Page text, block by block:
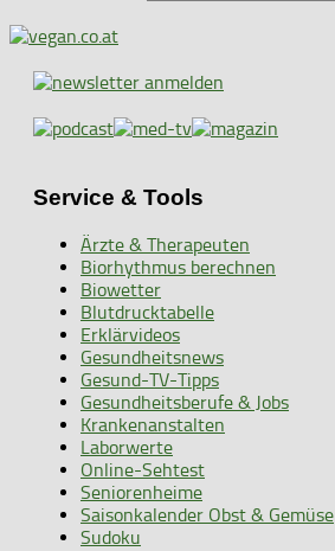
Service & Tools
Ärzte & Therapeuten
Biorhythmus berechnen
Biowetter
Blutdrucktabelle
Erklärvideos
Gesundheitsnews
Gesund-TV-Tipps
Gesundheitsberufe & Jobs
Krankenanstalten
Laborwerte
Online-Sehtest
Seniorenheime
Saisonkalender Obst & Gemüse
Sudoku